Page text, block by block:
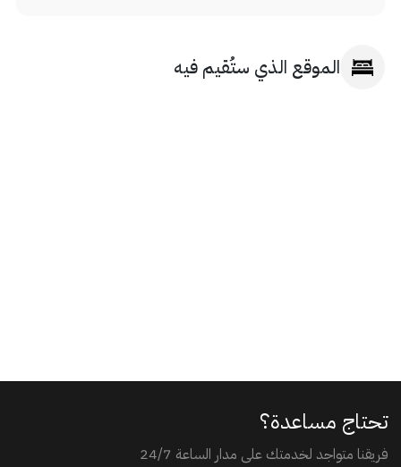
الموقع الذي ستُقيم فيه
تحتاج مساعدة؟
فريقنا متواجد لخدمتك على مدار الساعة 24/7